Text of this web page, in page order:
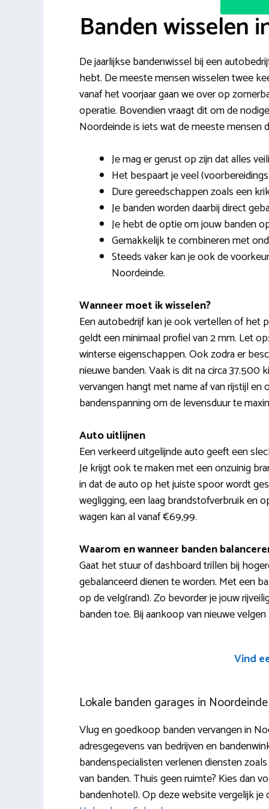
Banden wisselen
De jaarlijkse bandenwissel bij een
hebt. De meeste mensen wisselen twee
vanaf het voorjaar gaan we over op
operatie. Bovendien vraagt dit om de
Noordeinde is iets wat de meeste mensen
Je mag er gerust op zijn dat alles
Het bespaart je veel
Dure gereedschappen zoals een
Je banden worden daarbij direct
Je hebt de optie om jouw banden
Gemakkelijk te combineren met
Steeds vaker kan je ook de
Noordeinde.
Wanneer moet ik wisselen?
Een autobedrijf kan je ook vertellen of het
geldt een minimaal profiel van 2 mm. Let
winterse eigenschappen. Ook zodra er
nieuwe banden. Vaak is dit na circa
vervangen hangt met name af van rijstijl
bandenspanning om de levensduur te
Auto uitlijnen
Een verkeerd uitgelijnde auto geeft een
Je krijgt ook te maken met een onzuinig
in dat de auto op het juiste spoor wordt
wegligging, een laag brandstofverbruik en
wagen kan al vanaf €69,99.
Waarom en wanneer banden
Gaat het stuur of dashboard trillen bij
gebalanceerd dienen te worden. Met een
op de velg(rand). Zo bevorder je jouw
banden toe. Bij aankoop van nieuwe
Vind
Lokale banden garages in Noordeinde
Vlug en goedkoop banden vervangen in
adresgegevens van bedrijven en
bandenspecialisten verlenen diensten
van banden. Thuis geen ruimte? Kies dan
bandenhotel). Op deze website vergelijk